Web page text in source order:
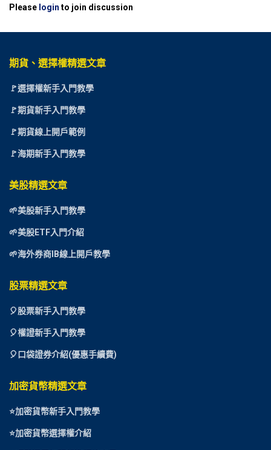
Please login to join discussion
期貨、選擇權精選文章
🚩選擇權新手入門教學
🚩期貨新手入門教學
🚩期貨線上開戶範例
🚩海期新手入門教學
美股精選文章
🌱美股新手入門教學
🌱美股ETF入門介紹
🌱海外券商IB線上開戶教學
股票精選文章
🎈股票新手入門教學
🎈權證新手入門教學
🎈口袋證券介紹(優惠手續費)
加密貨幣精選文章
⭐加密貨幣新手入門教學
⭐加密貨幣選擇權介紹